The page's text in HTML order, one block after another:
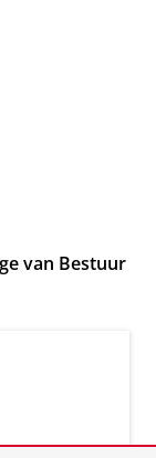
van Bestuur